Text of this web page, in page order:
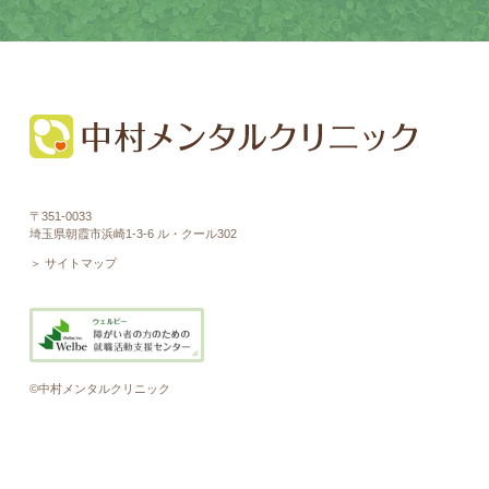
〒351-0033
埼玉県朝霞市浜崎1-3-6 ル・クール302
＞ サイトマップ
©中村メンタルクリニック